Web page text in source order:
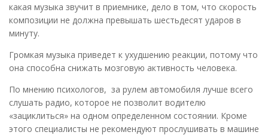
какая музыка звучит в приемнике, дело в том, что скорость
композиции не должна превышать шестьдесят ударов в
минуту.
Громкая музыка приведет к ухудшению реакции, потому что
она способна снижать мозговую активность человека.
По мнению психологов, за рулем автомобиля лучше всего
слушать радио, которое не позволит водителю
«зациклиться» на одном определенном состоянии. Кроме
этого специалисты не рекомендуют прослушивать в машине